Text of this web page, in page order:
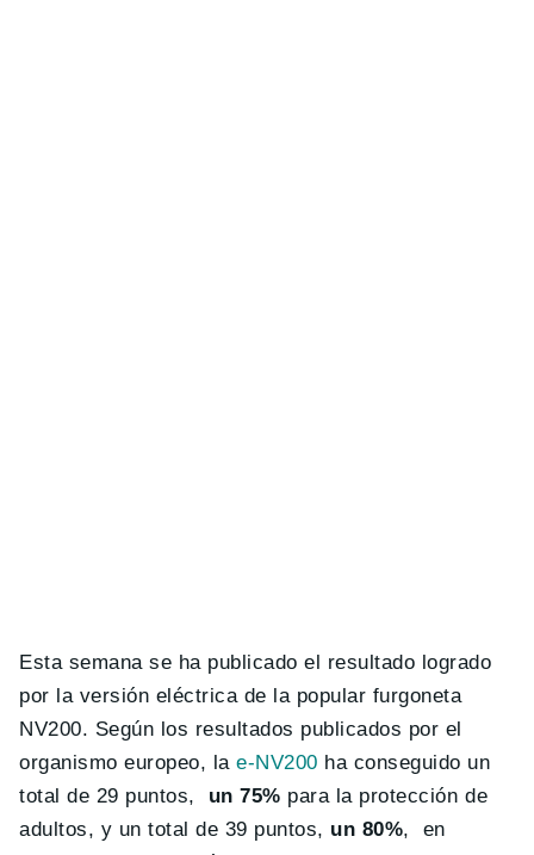
Esta semana se ha publicado el resultado logrado
por la versión eléctrica de la popular furgoneta
NV200. Según los resultados publicados por el
organismo europeo, la e-NV200 ha conseguido un
total de 29 puntos, un 75% para la protección de
adultos, y un total de 39 puntos, un 80%, en